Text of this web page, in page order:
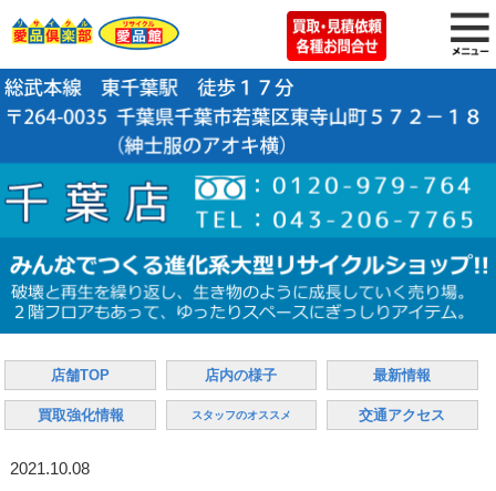
店舗TOP 店内の様子 最新情報
買取強化情報 スタッフのオススメ 交通アクセス
2021.10.08